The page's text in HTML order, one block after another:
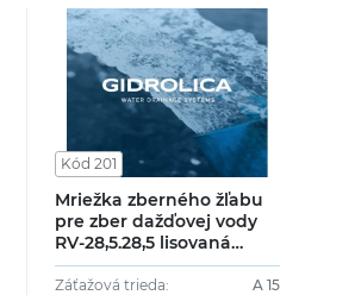
Kód 201
Mriežka zberného žľabu
pre zber dažďovej vody
RV-28,5.28,5 lisovaná
nerezová oceľ
Záťažová trieda: A 15